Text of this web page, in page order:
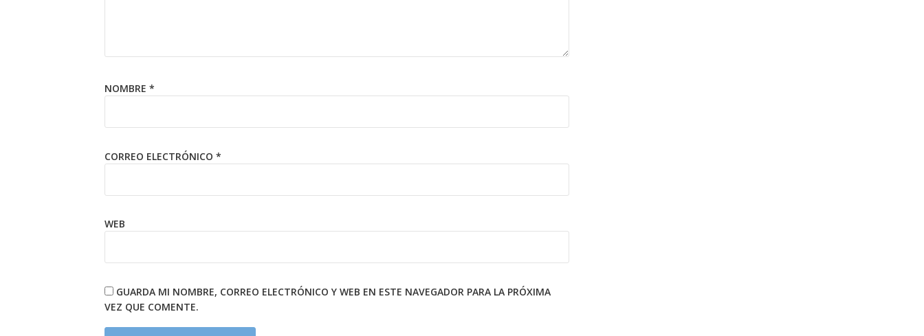
NOMBRE *
CORREO ELECTRÓNICO *
WEB
GUARDA MI NOMBRE, CORREO ELECTRÓNICO Y WEB EN ESTE NAVEGADOR PARA LA PRÓXIMA
VEZ QUE COMENTE.